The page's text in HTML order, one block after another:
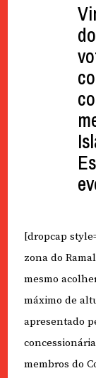
[dropcap
zona do
mesmo
máximo de
apresentado
membros do